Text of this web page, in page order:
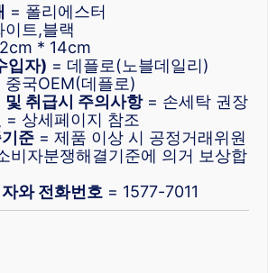
= 폴리에스터
트,블랙
* 14cm
입자) = 데플로(노블데일리)
중국OEM(데플로)
및 취급시 주의사항= 손세탁 권장
= 상세페이지 참조
준 = 제품 이상 시 공정거래위원
비자분쟁해결기준에 의거 보상합
와 전화번호 = 1577-7011